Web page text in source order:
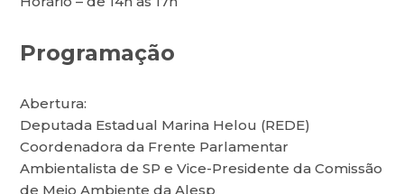
Programação​
Abertura:
Deputada Estadual Marina Helou (REDE)
Coordenadora da Frente Parlamentar
Ambientalista de SP e Vice-Presidente da Comissão
de Meio Ambiente da Alesp